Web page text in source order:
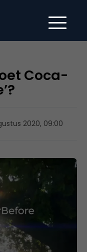
Coca-
2020, 09:00